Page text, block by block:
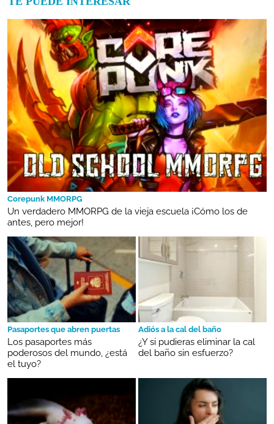
Corepunk MMORPG
Un verdadero MMORPG de la vieja escuela ¡Cómo los de
antes, pero mejor!
Pasaportes que abren puertas
Los pasaportes más
poderosos del mundo, ¿está
el tuyo?
Adiós a la cal del baño
¿Y si pudieras eliminar la cal
del baño sin esfuerzo?